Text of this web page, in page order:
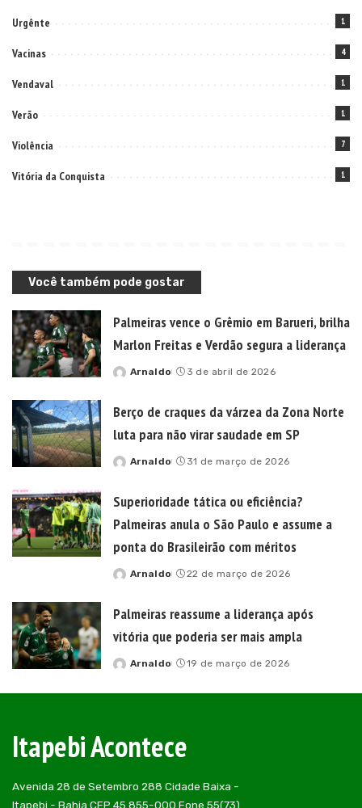
Urgênte 1
Vacinas 4
Vendaval 1
Verão 1
Violência 7
Vitória da Conquista 1
Você também pode gostar
Palmeiras vence o Grêmio em Barueri, brilha
Marlon Freitas e Verdão segura a liderança
Posted
Arnaldo 3 de abril de 2026
Berço de craques da várzea da Zona Norte
luta para não virar saudade em SP
Posted
Arnaldo 31 de março de 2026
Superioridade tática ou eficiência?
Palmeiras anula o São Paulo e assume a
ponta do Brasileirão com méritos
Posted
Arnaldo 22 de março de 2026
Palmeiras reassume a liderança após
vitória que poderia ser mais ampla
Posted
Arnaldo 19 de março de 2026
Itapebi Acontece
Avenida 28 de Setembro 288 Cidade Baixa -
Itapebi - Bahia CEP 45.855-000 Fone 55(73)